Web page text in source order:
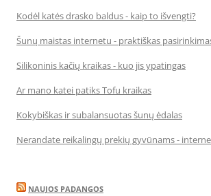
Kodėl katės drasko baldus - kaip to išvengti?
Šunų maistas internetu - praktiškas
Silikoninis kačių kraikas - kuo jis ypatingas
Ar mano katei patiks Tofu kraikas
Kokybiškas ir subalansuotas šunų ėdalas
Nerandate reikalingų prekių gyvūnams -
NAUJOS PADANGOS